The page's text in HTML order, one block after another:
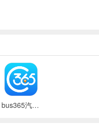
bus365汽车购票官方版app(改名出行365)